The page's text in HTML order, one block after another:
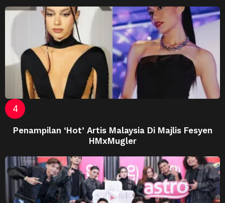
Penampilan ‘Hot’ Artis Malaysia Di Majlis Fesyen
HMxMugler